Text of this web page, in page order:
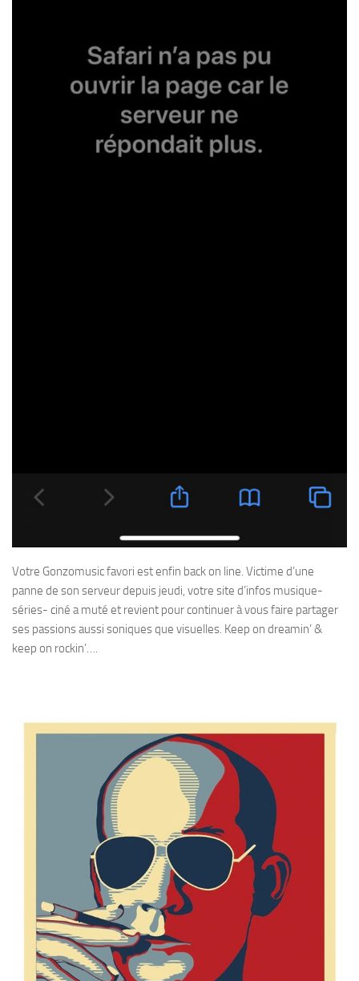
Votre Gonzomusic favori est enfin back on line. Victime d’une
panne de son serveur depuis jeudi, votre site d’infos musique-
séries- ciné a muté et revient pour continuer à vous faire partager
ses passions aussi soniques que visuelles. Keep on dreamin’ &
keep on rockin’….